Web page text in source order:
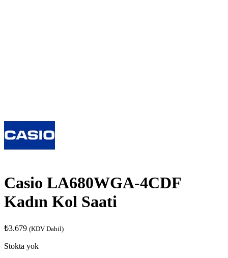
Casio LA680WGA-4CDF
Kadın Kol Saati
₺3.679 (KDV Dahil)
Stokta yok